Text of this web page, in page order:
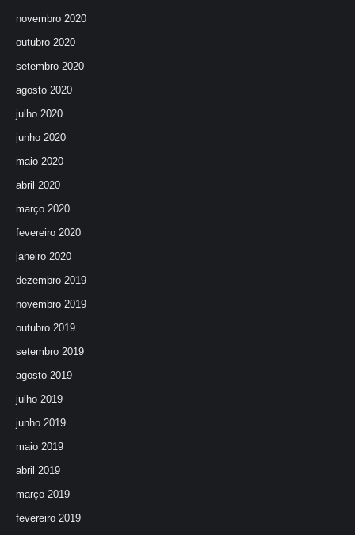
novembro 2020
outubro 2020
setembro 2020
agosto 2020
julho 2020
junho 2020
maio 2020
abril 2020
março 2020
fevereiro 2020
janeiro 2020
dezembro 2019
novembro 2019
outubro 2019
setembro 2019
agosto 2019
julho 2019
junho 2019
maio 2019
abril 2019
março 2019
fevereiro 2019